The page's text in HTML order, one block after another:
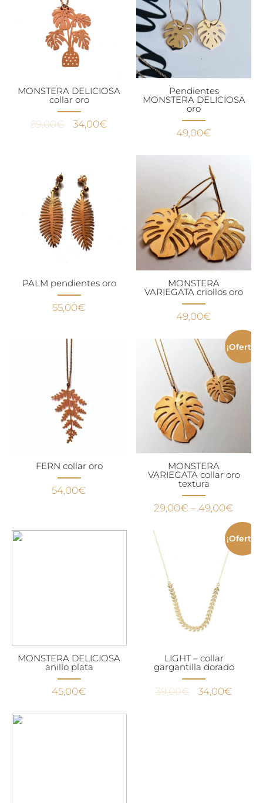
MONSTERA DELICIOSA
collar oro
59,00€
El
59,00€.
34,00€
actual
Pendientes
MONSTERA DELICIOSA
oro
49,00€
PALM pendientes oro
55,00€
MONSTERA
VARIEGATA criollos oro
49,00€
FERN collar oro
54,00€
¡Oferta!
MONSTERA
VARIEGATA collar oro
textura
29,00€ –49,00€
MONSTERA DELICIOSA
anillo plata
45,00€
¡Oferta!
LIGHT – collar
gargantilla dorado
39,00€
El
34,00€El